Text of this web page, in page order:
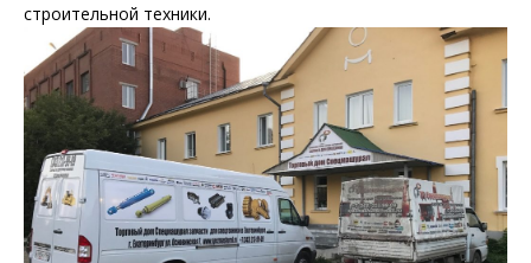
строительной техники.